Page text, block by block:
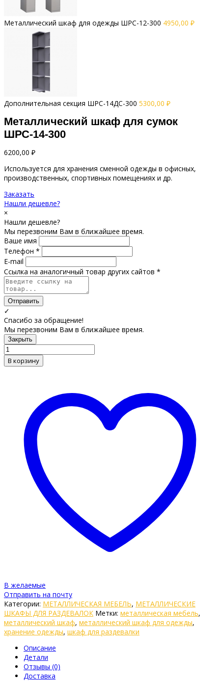
Металлический шкаф для одежды ШРС-12-300 4950,00 ₽
Дополнительная секция ШРС-14ДС-300 5300,00 ₽
Металлический шкаф для сумок
ШРС-14-300
6200,00 ₽
Используется для хранения сменной одежды в офисных,
производственных, спортивных помещениях и др.
Заказать
Нашли дешевле?
×
Нашли дешевле?
Мы перезвоним Вам в ближайшее время.
Ваше имя
Телефон *
E-mail
Ссылка на аналогичный товар других сайтов *
Отправить
✓
Спасибо за обращение!
Мы перезвоним Вам в ближайшее время.
Закрыть
В корзину
В желаемые
Отправить на почту
Категории: МЕТАЛЛИЧЕСКАЯ МЕБЕЛЬ, МЕТАЛЛИЧЕСКИЕ
ШКАФЫ ДЛЯ РАЗДЕВАЛОК Метки: металлическая мебель,
металлический шкаф, металлический шкаф для одежды,
хранение одежды, шкаф для раздевалки
Описание
Детали
Отзывы (0)
Доставка